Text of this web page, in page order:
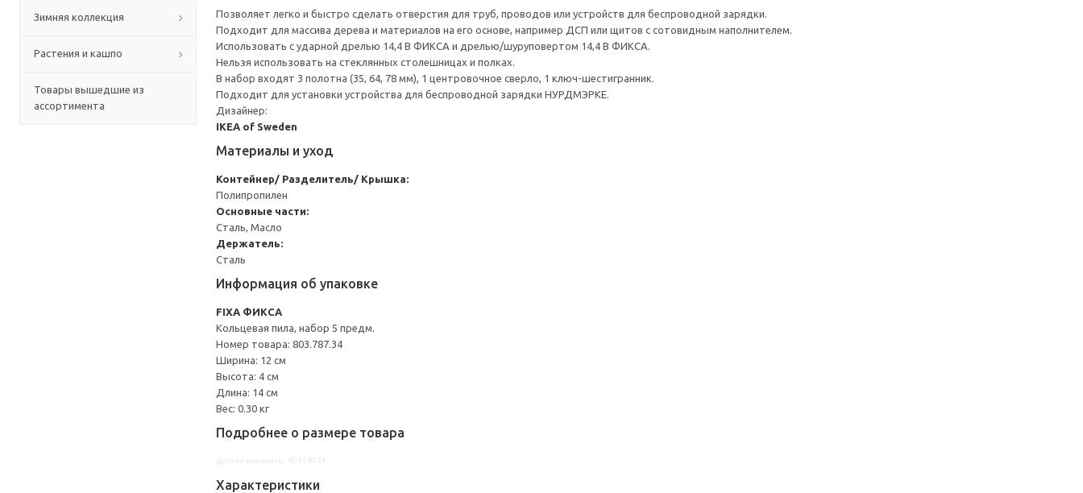
Зимняя коллекция
Растения и кашпо
Товары вышедшие из
ассортимента
Позволяет легко и быстро сделать отверстия для труб, проводов или устройств для беспроводной зарядки.
Подходит для массива дерева и материалов на его основе, например ДСП или щитов с сотовидным наполнителем.
Использовать с ударной дрелью 14,4 В ФИКСА и дрелью/шуруповертом 14,4 В ФИКСА.
Нельзя использовать на стеклянных столешницах и полках.
В набор входят 3 полотна (35, 64, 78 мм), 1 центровочное сверло, 1 ключ-шестигранник.
Подходит для установки устройства для беспроводной зарядки НУРДМЭРКЕ.
Дизайнер:
IKEA of Sweden
Материалы и уход
Контейнер/ Разделитель/ Крышка:
Полипропилен
Основные части:
Сталь, Масло
Держатель:
Сталь
Информация об упаковке
FIXA ФИКСА
Кольцевая пила, набор 5 предм.
Номер товара: 803.787.34
Ширина: 12 см
Высота: 4 см
Длина: 14 см
Вес: 0.30 кг
Подробнее о размере товара
Характеристики